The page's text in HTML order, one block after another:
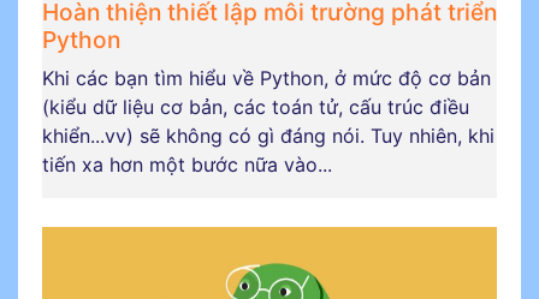
Hoàn thiện thiết lập môi trường phát triển
Python
Khi các bạn tìm hiểu về Python, ở mức độ cơ bản
(kiểu dữ liệu cơ bản, các toán tử, cấu trúc điều
khiển...vv) sẽ không có gì đáng nói. Tuy nhiên, khi
tiến xa hơn một bước nữa vào...